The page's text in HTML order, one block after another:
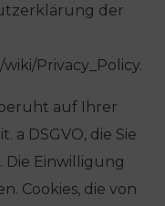
der
Privacy_Policy.
auf Ihrer
a DSGVO, die Sie
Einwilligung
Cookies, die von